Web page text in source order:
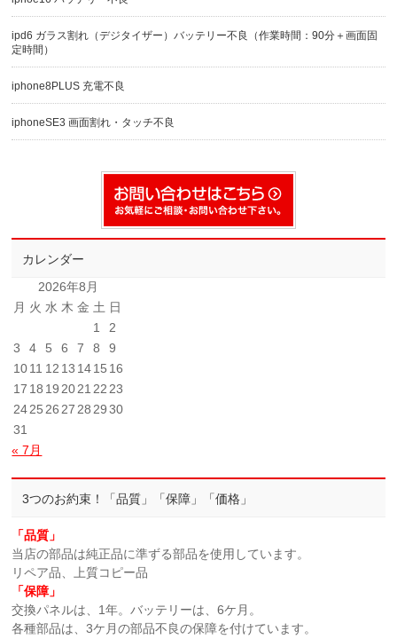
ipd6 ガラス割れ（デジタイザー）バッテリー不良（作業時間：90分＋画面固
定時間）
iphone8PLUS 充電不良
iphoneSE3 画面割れ・タッチ不良
カレンダー
2026年8月
月 火 水 木 金 土 日
1
2
3
4 5 6 7 8
9
1011 12 13 1415 16
17 18 19 2021 22 23
2425 26 27 28 29 30
31
« 7月
3つのお約束！「品質」「保障」「価格」
「品質」
当店の部品は純正品に準ずる部品を使用しています。
リペア品、上質コピー品
「保障」
交換パネルは、1年。バッテリーは、6ケ月。
各種部品は、3ケ月の部品不良の保障を付けています。